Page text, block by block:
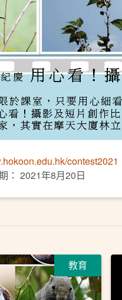
contest2021
： 2021年8月20日
教育